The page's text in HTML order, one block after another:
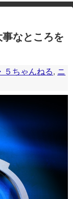
ｗｗ
のレイアウトが崩れ
事なところを
５ちゃんねる, ニ